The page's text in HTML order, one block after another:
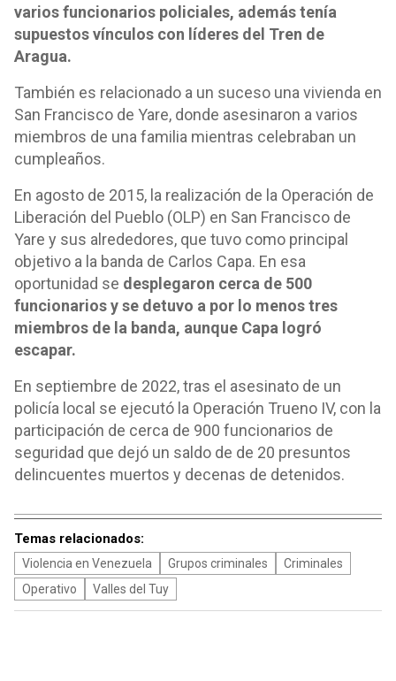
varios funcionarios policiales, además tenía
supuestos vínculos con líderes del Tren de
Aragua.
También es relacionado a un suceso una vivienda en
San Francisco de Yare, donde asesinaron a varios
miembros de una familia mientras celebraban un
cumpleaños.
En agosto de 2015, la realización de la Operación de
Liberación del Pueblo (OLP) en San Francisco de
Yare y sus alrededores, que tuvo como principal
objetivo a la banda de Carlos Capa. En esa
oportunidad se desplegaron cerca de 500
funcionarios y se detuvo a por lo menos tres
miembros de la banda, aunque Capa logró
escapar.
En septiembre de 2022, tras el asesinato de un
policía local se ejecutó la Operación Trueno IV, con la
participación de cerca de 900 funcionarios de
seguridad que dejó un saldo de de 20 presuntos
delincuentes muertos y decenas de detenidos.
Temas relacionados:
Violencia en Venezuela Grupos criminales
Criminales
Operativo
Valles del Tuy